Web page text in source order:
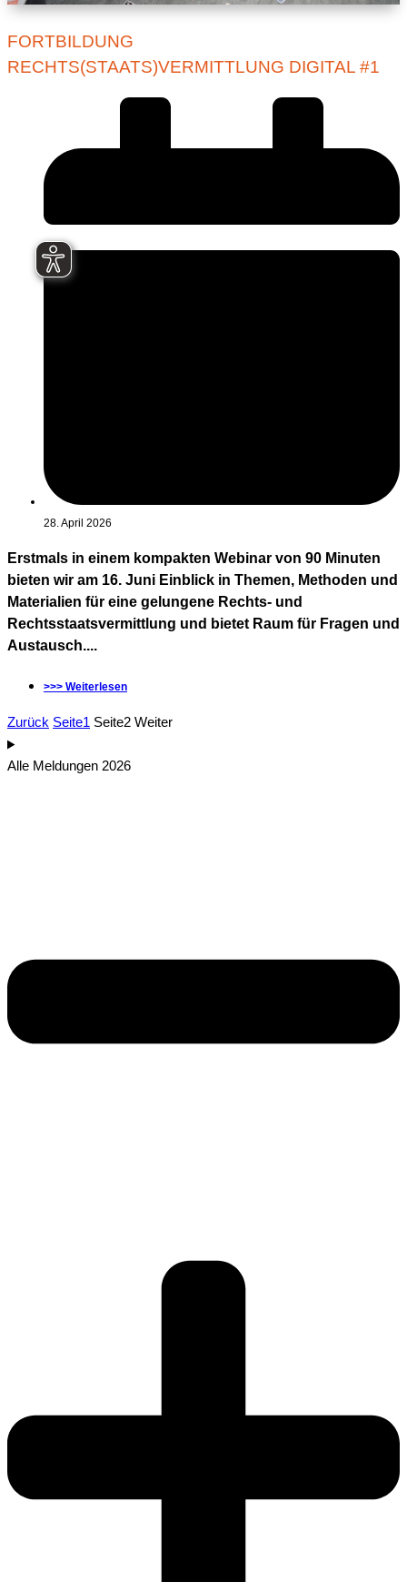
FORTBILDUNG
RECHTS(STAATS)VERMITTLUNG DIGITAL #1
28. April 2026
Erstmals in einem kompakten Webinar von 90 Minuten
bieten wir am 16. Juni Einblick in Themen, Methoden und
Materialien für eine gelungene Rechts- und
Rechtsstaatsvermittlung und bietet Raum für Fragen und
Austausch....
>>> Weiterlesen
Zurück Seite1 Seite2 Weiter
Alle Meldungen 2026